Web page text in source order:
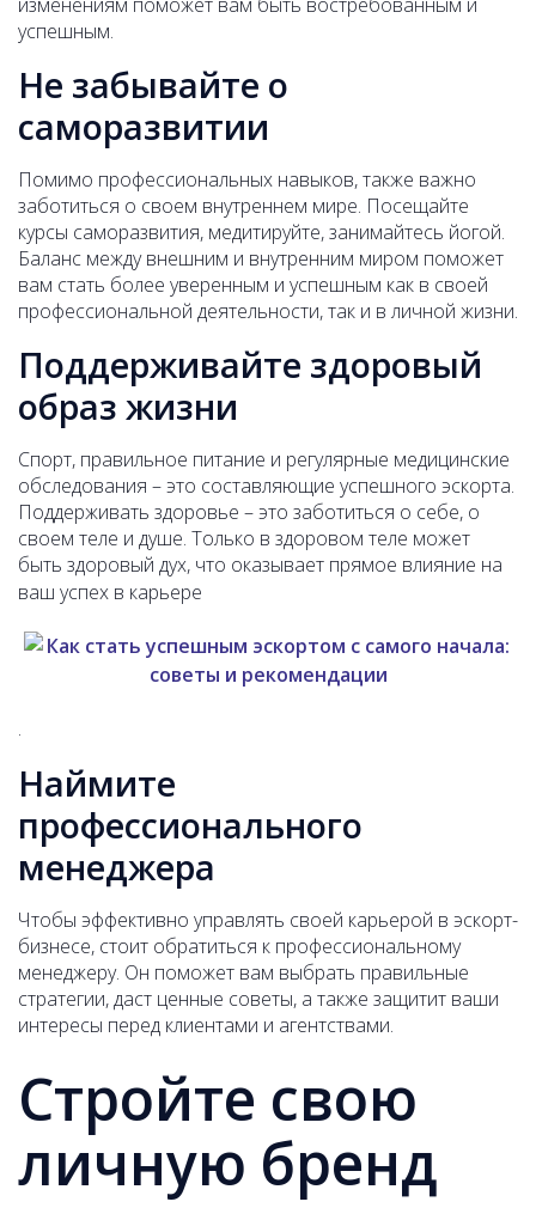
успешным.
Не забывайте о
саморазвитии
Помимо профессиональных навыков, также важно
заботиться о своем внутреннем мире. Посещайте
курсы саморазвития, медитируйте, занимайтесь йогой.
Баланс между внешним и внутренним миром поможет
вам стать более уверенным и успешным как в своей
профессиональной деятельности, так и в личной жизни.
Поддерживайте здоровый
образ жизни
Спорт, правильное питание и регулярные медицинские
обследования – это составляющие успешного эскорта.
Поддерживать здоровье – это заботиться о себе, о
своем теле и душе. Только в здоровом теле может
быть здоровый дух, что оказывает прямое влияние на
ваш успех в карьере
.
Наймите
профессионального
менеджера
Чтобы эффективно управлять своей карьерой в эскорт-
бизнесе, стоит обратиться к профессиональному
менеджеру. Он поможет вам выбрать правильные
стратегии, даст ценные советы, а также защитит ваши
интересы перед клиентами и агентствами.
Стройте свою
личную бренд